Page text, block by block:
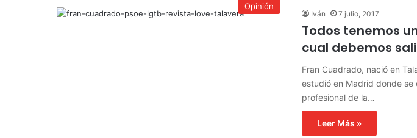
Opinión
Iván 7 julio, 2017
Todos tenemos
cual debemos
Fran Cuadrado, nació en
estudió en Madrid donde se
profesional de la…
Leer Más »